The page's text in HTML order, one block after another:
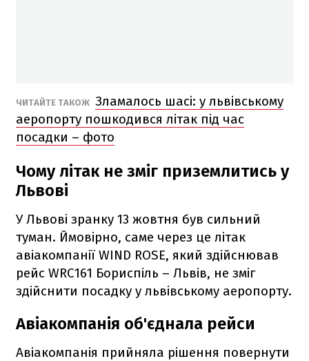
ЧИТАЙТЕ ТАКОЖ Зламалось шасі: у львівському
аеропорту пошкодився літак під час
посадки – фото
Чому літак не зміг приземлитись у
Львові
У Львові зранку 13 жовтня був сильний
туман. Ймовірно, саме через це літак
авіакомпанії WIND ROSE, який здійснював
рейс WRC161 Бориспіль – Львів, не зміг
здійснити посадку у львівському аеропорту.
Авіакомпанія об'єднала рейси
Авіакомпанія прийняла рішення повернути